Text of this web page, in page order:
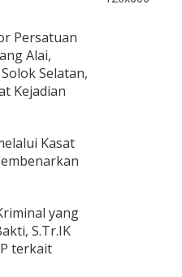
Persatuan
Alai,
Selatan,
Kejadian
Kasat
yang
S.Tr.IK
terkait